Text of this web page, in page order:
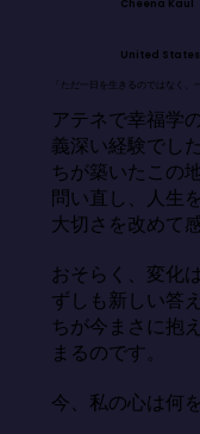
Cheena Kaul
United States
「ただ一日を生きるのではなく、
アテネで幸福学
義深い経験でし
ちが築いたこの
問い直し、人生
大切さを改めて
おそらく、変化
ずしも新しい答
ちが今まさに抱
まるのです。
今、私の心は何